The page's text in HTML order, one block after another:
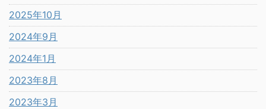
2025年10月
2024年9月
2024年1月
2023年8月
2023年3月